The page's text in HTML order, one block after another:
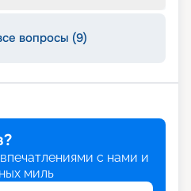
вопросы (9)
с нами и
миль